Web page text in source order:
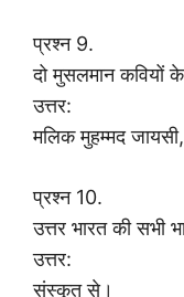
प्रश्न 9.
दो मुसलमान कवियों
उत्तर:
मलिक मुहम्मद
प्रश्न 10.
उत्तर भारत की
उत्तर:
संस्कृत से।